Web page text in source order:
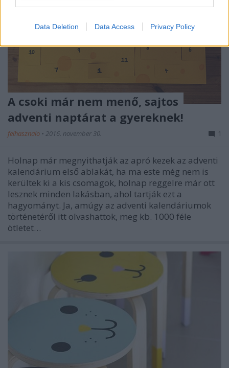
Data Deletion Data Access Privacy Policy
A csoki már nem menő, sajtos
adventi naptárat a gyereknek!
felhasznalo • 2016. november 30. 1
Holnap már megnyithatják az apró kezek az adventi
kalendárium első ablakát, ha ma este még nem is
kerültek ki a kis csomagok, holnap reggelre már ott
lesznek minden lakásban, ahol tartják ezt a
hagyományt. Ja, amúgy az adventi kalendáriumok
történetéről itt olvashattok, meg kb. 1000 féle
ötletet…